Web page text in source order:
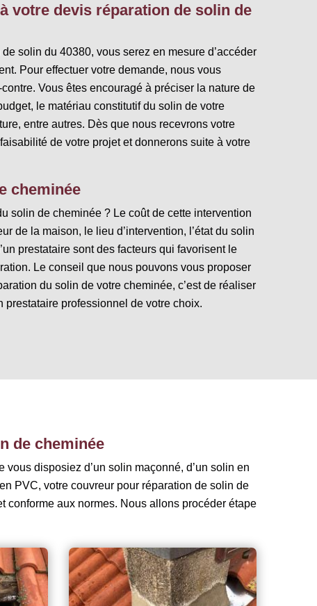
votre devis réparation de solin de
solin du 40380, vous serez en mesure d’accéder
Pour effectuer votre demande, nous vous
Vous êtes encouragé à préciser la nature de
le matériau constitutif du solin de votre
entre autres. Dès que nous recevrons votre
de votre projet et donnerons suite à votre
cheminée
solin de cheminée ? Le coût de cette intervention
de la maison, le lieu d’intervention, l’état du solin
prestataire sont des facteurs qui favorisent le
Le conseil que nous pouvons vous proposer
du solin de votre cheminée, c’est de réaliser
prestataire professionnel de votre choix.
de cheminée
disposiez d’un solin maçonné, d’un solin en
PVC, votre couvreur pour réparation de solin de
conforme aux normes. Nous allons procéder étape